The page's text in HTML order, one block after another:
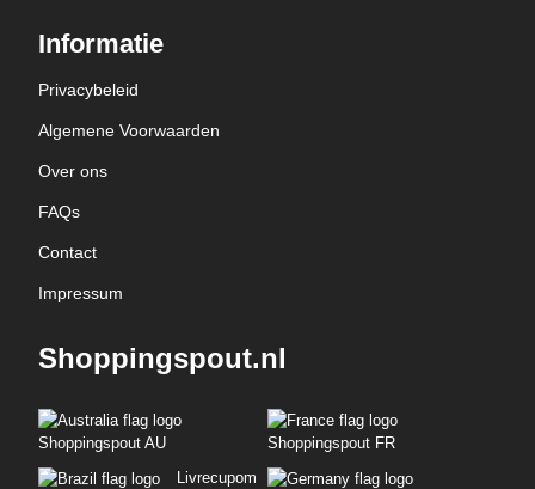
Informatie
Privacybeleid
Algemene Voorwaarden
Over ons
FAQs
Contact
Impressum
Shoppingspout.nl
Shoppingspout AU
Shoppingspout FR
Livrecupom